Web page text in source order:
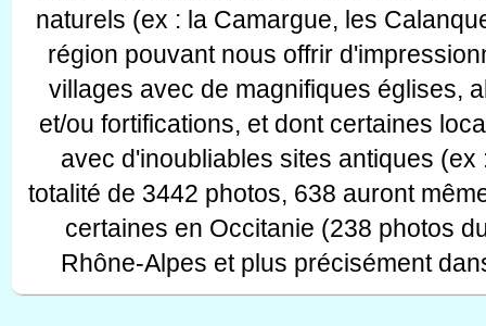
naturels (ex : la Camargue, les
région pouvant nous offrir
villages avec de magnifiques églises,
et/ou fortifications, et dont certaines
avec d'inoubliables sites antiques
totalité de 3442 photos, 638 auront
certaines en Occitanie (238 photos
Rhône-Alpes et plus précisément